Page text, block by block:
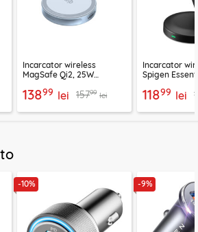
Incarcator wireless
MagSafe Qi2, 25W
13899 lei 15799 lei
Incarcator
Spigen
11899 lei
-10% -9%